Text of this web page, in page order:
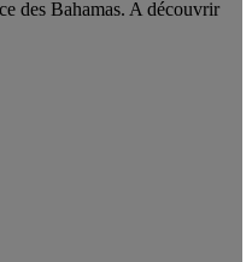
des Bahamas. A découvrir